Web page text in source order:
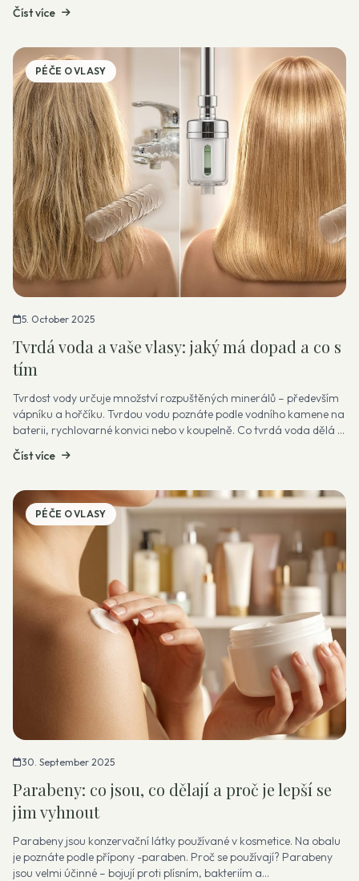
Číst více
PÉČE O VLASY
5. October 2025
Tvrdá voda a vaše vlasy: jaký má dopad a co s
tím
Tvrdost vody určuje množství rozpuštěných minerálů – především
vápníku a hořčíku. Tvrdou vodu poznáte podle vodního kamene na
baterii, rychlovarné konvici nebo v koupelně. Co tvrdá voda dělá s
vlasy?...
Číst více
PÉČE O VLASY
30. September 2025
Parabeny: co jsou, co dělají a proč je lepší se
jim vyhnout
Parabeny jsou konzervační látky používané v kosmetice. Na obalu
je poznáte podle přípony -paraben. Proč se používají? Parabeny
jsou velmi účinné – bojují proti plísním, bakteriím a